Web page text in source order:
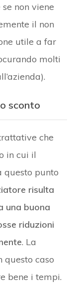
non viene
il non
utile a far
molti
sconto
che
in cui il
questo punto
risulta
una buona
riduzioni
. La
questo caso
bene i tempi.